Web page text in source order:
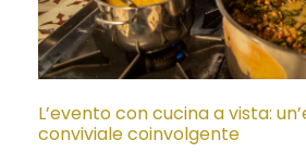
L’evento con cucina a vista:
conviviale coinvolgente